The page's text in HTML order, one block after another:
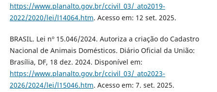
https://www.planalto.gov.br/ccivil_03/_ato2019-
2022/2020/lei/l14064.htm. Acesso em: 12 set. 2025.
BRASIL. Lei nº 15.046/2024. Autoriza a criação do Cadastro
Nacional de Animais Domésticos. Diário Oficial da União:
Brasília, DF, 18 dez. 2024. Disponível em:
https://www.planalto.gov.br/ccivil_03/_ato2023-
2026/2024/lei/l15046.htm. Acesso em: 7. set. 2025.